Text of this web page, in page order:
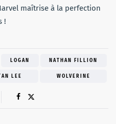
maîtrise à la perfection
!
LOGAN NATHAN FILLION
LEE WOLVERINE